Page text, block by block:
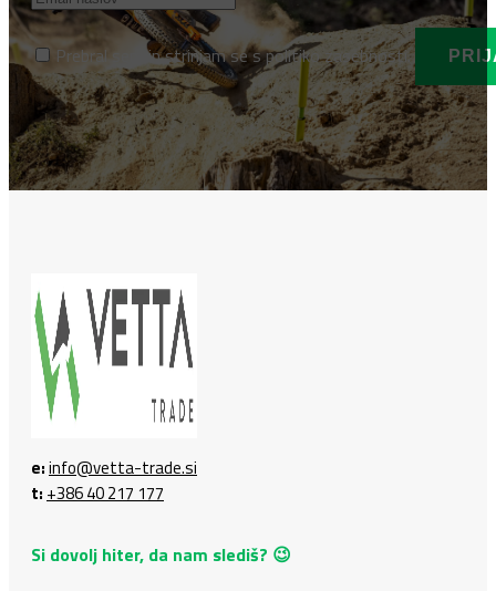
Prebral sem in strinjam se s politiko zasebnosti.
e:info@vetta-trade.si
t: +386 40 217 177
Si dovolj hiter, da nam slediš? 😉